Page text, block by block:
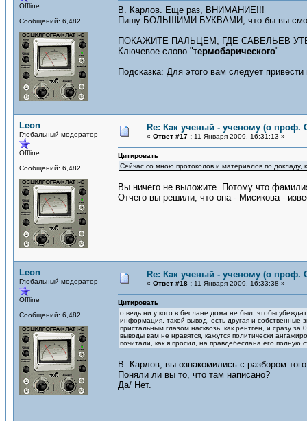
Offline
Сообщений: 6,482
В. Карлов. Еще раз, ВНИМАНИЕ!!!
Пишу БОЛЬШИМИ БУКВАМИ, что бы вы
ПОКАЖИТЕ ПАЛЬЦЕМ, ГДЕ САВЕЛЬЕВ
Ключевое слово "термобарического".
Подсказка: Для этого вам следует привести
Leon
Глобальный модератор
Offline
Сообщений: 6,482
Re: Как ученый - ученому (о проф.
« Ответ #17 : 11 Января 2009, 16:31:13 »
Цитировать
Сейчас со мною протоколов и материалов по
Вы ничего не выложите. Потому что
Отчего вы решили, что она - Мисикова -
Leon
Глобальный модератор
Offline
Сообщений: 6,482
Re: Как ученый - ученому (о проф.
« Ответ #18 : 11 Января 2009, 16:33:38 »
Цитировать
о ведь ни у кого в беслане дома не был, чтобы
информация, такой вывод. есть другая и
пристальным глазом насквозь, как рентген, и сразу
выводы вам не нравятся, кажутся политически
почитали, как я просил, на правдебеслана его полную
В. Карлов, вы ознакомились с разбором
Поняли ли вы то, что там написано?
Да/ Нет.